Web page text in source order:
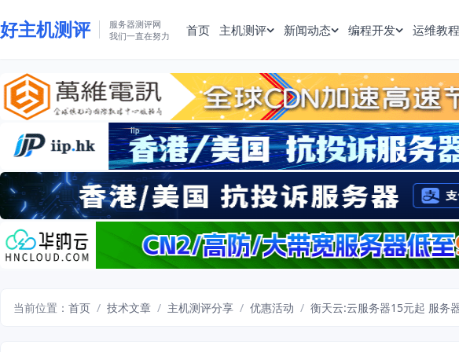
好主机测评
服务器测评网
我们一直在努力
首页 主机测评 新闻动态 编程开发 运维教程
当前位置： 首页 / 技术文章 / 主机测评分享 / 优惠活动 / 衡天云:云服务器15元起 服务